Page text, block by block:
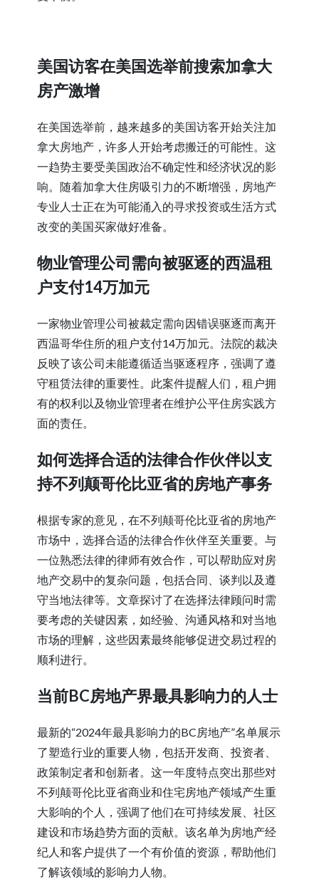
美国访客在美国选举前搜索加拿大
房产激增
在美国选举前，越来越多的美国访客开始关注加
拿大房地产，许多人开始考虑搬迁的可能性。这
一趋势主要受美国政治不确定性和经济状况的影
响。随着加拿大住房吸引力的不断增强，房地产
专业人士正在为可能涌入的寻求投资或生活方式
改变的美国买家做好准备。
物业管理公司需向被驱逐的西温租
户支付14万加元
一家物业管理公司被裁定需向因错误驱逐而离开
西温哥华住所的租户支付14万加元。法院的裁决
反映了该公司未能遵循适当驱逐程序，强调了遵
守租赁法律的重要性。此案件提醒人们，租户拥
有的权利以及物业管理者在维护公平住房实践方
面的责任。
如何选择合适的法律合作伙伴以支
持不列颠哥伦比亚省的房地产事务
根据专家的意见，在不列颠哥伦比亚省的房地产
市场中，选择合适的法律合作伙伴至关重要。与
一位熟悉法律的律师有效合作，可以帮助应对房
地产交易中的复杂问题，包括合同、谈判以及遵
守当地法律等。文章探讨了在选择法律顾问时需
要考虑的关键因素，如经验、沟通风格和对当地
市场的理解，这些因素最终能够促进交易过程的
顺利进行。
当前BC房地产界最具影响力的人士
最新的“2024年最具影响力的BC房地产”名单展示
了塑造行业的重要人物，包括开发商、投资者、
政策制定者和创新者。这一年度特点突出那些对
不列颠哥伦比亚省商业和住宅房地产领域产生重
大影响的个人，强调了他们在可持续发展、社区
建设和市场趋势方面的贡献。该名单为房地产经
纪人和客户提供了一个有价值的资源，帮助他们
了解该领域的影响力人物。